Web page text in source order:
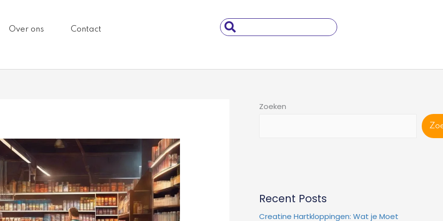
Over ons Contact
Search
...
Zoeken
Recent Posts
Creatine Hartkloppingen: Wat je Moet